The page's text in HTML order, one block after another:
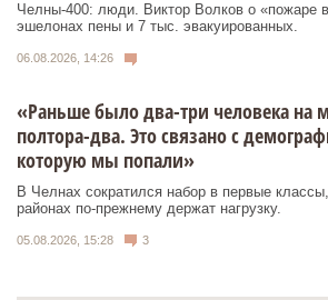
Челны-400: люди. Виктор Волков о «пожаре
эшелонах пены и 7 тыс. эвакуированных.
06.08.2026, 14:26
«Раньше было два-три человека на
полтора-два. Это связано с
которую мы попали»
В Челнах сократился набор в первые
районах по-прежнему держат нагрузку.
05.08.2026, 15:28 3